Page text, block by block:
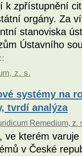
k zpřístupnění
orgány. Za
stanoviska
Ústavního
::
z. s.
systémy na
tvrdí analýza
Remedium, z.
ve kterém
v České